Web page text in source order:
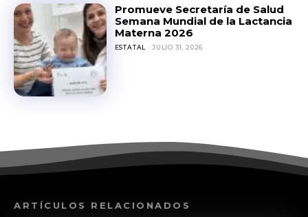
Promueve Secretaría de Salud
Semana Mundial de la Lactancia
Materna 2026
ESTATAL JULIO 31, 2026
ARTÍCULOS RELACIONADOS